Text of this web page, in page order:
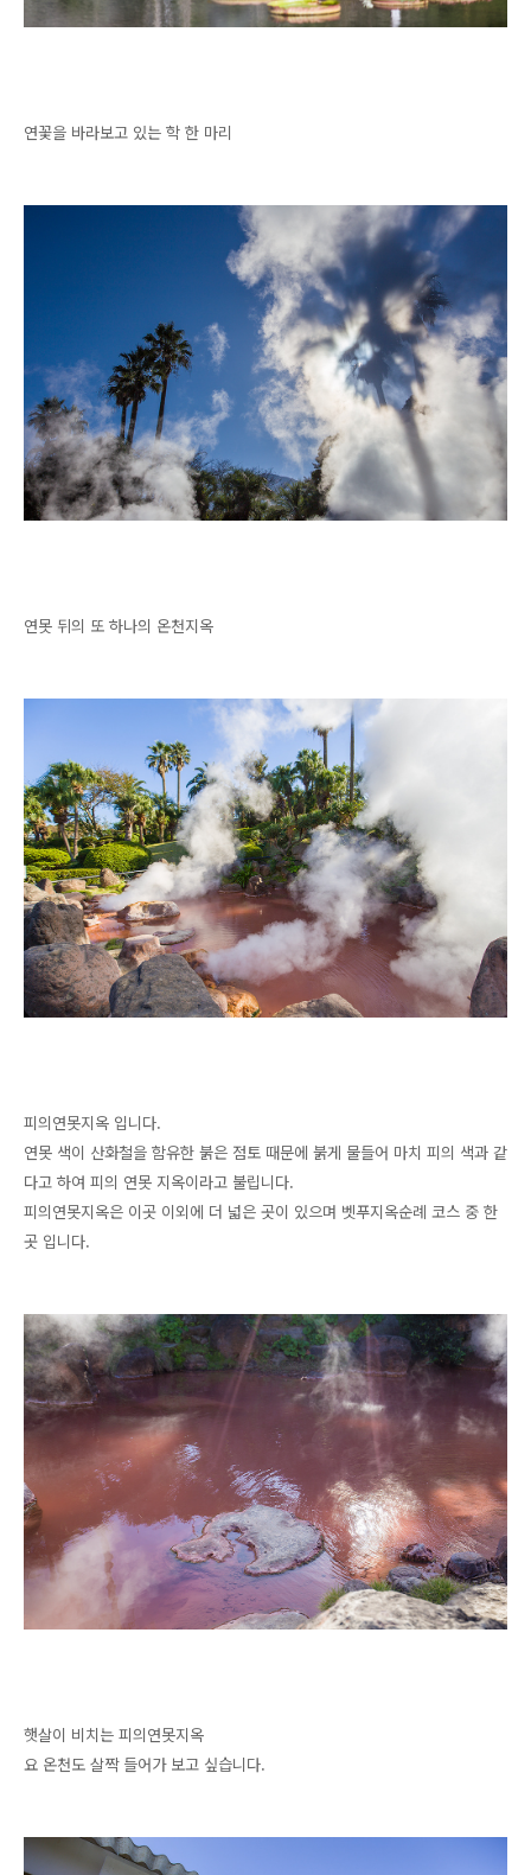
연꽃을 바라보고 있는 학 한 마리
연못 뒤의 또 하나의 온천지옥
피의연못지옥 입니다.
연못 색이 산화철을 함유한 붉은 점토 때문에 붉게 물들어 마치 피의 색과 같
다고 하여 피의 연못 지옥이라고 불립니다.
피의연못지옥은 이곳 이외에 더 넓은 곳이 있으며 벳푸지옥순례 코스 중 한
곳 입니다.
햇살이 비치는 피의연못지옥
요 온천도 살짝 들어가 보고 싶습니다.